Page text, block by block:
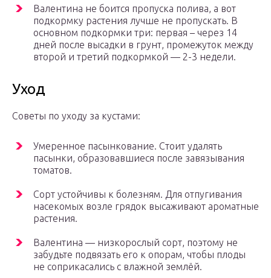
Валентина не боится пропуска полива, а вот
подкормку растения лучше не пропускать. В
основном подкормки три: первая – через 14
дней после высадки в грунт, промежуток между
второй и третий подкормкой — 2-3 недели.
Уход
Советы по уходу за кустами:
Умеренное пасынкование. Стоит удалять
пасынки, образовавшиеся после завязывания
томатов.
Сорт устойчивы к болезням. Для отпугивания
насекомых возле грядок высаживают ароматные
растения.
Валентина — низкорослый сорт, поэтому не
забудьте подвязать его к опорам, чтобы плоды
не соприкасались с влажной землёй.